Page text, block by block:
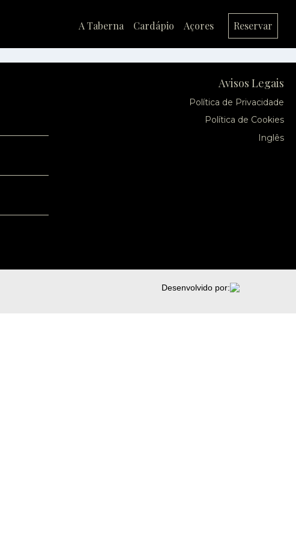
A Taberna Cardápio Açores Reservar
Avisos Legais
Política de Privacidade
Política de Cookies
Inglês
Desenvolvido por: